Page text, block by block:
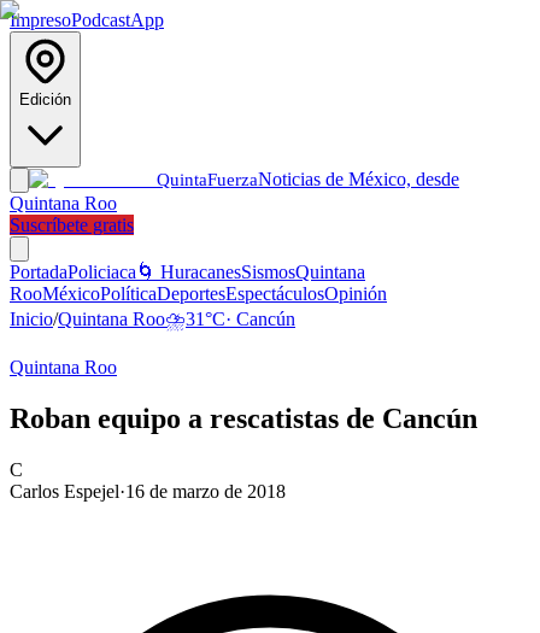
ImpresoPodcastApp
Edición
QuintaFuerzaNoticias de México, desde
Quintana Roo
Suscríbete gratis
PortadaPoliciaca 🌀 HuracanesSismosQuintana
RooMéxicoPolíticaDeportesEspectáculosOpinión
Inicio/Quintana Roo⛈️31°C· Cancún
Quintana Roo
Roban equipo a rescatistas de Cancún
C
Carlos Espejel·16 de marzo de 2018